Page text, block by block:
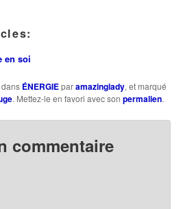
en soi
ÉNERGIEparamazinglady, et marqué
. Mettez-le en favori avec sonpermalien.
commentaire